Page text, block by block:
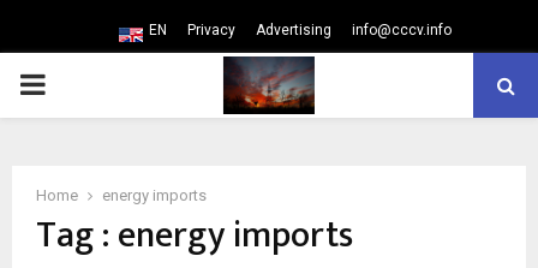
EN Privacy Advertising info@cccv.info
PRIMARY
Home energy imports
Tag : energy imports